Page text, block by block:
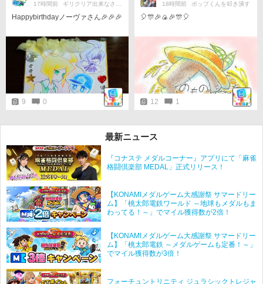
17時間前 ギリクリア出来なさそうな特攻大好き
Happybirthdayノーヴァさん🎉🎉🎉
9 0
18時間前 ポップくんを叩き潰す
🎈🎊🎉🍙🎉🎊🎈
12 1
最新ニュース
『コナステ メダルコーナー』アプリにて「麻雀
格闘倶楽部 MEDAL」正式リリース！
【KONAMIメダルゲーム大感謝祭 サマードリー
ム】「桃太郎電鉄ワールド ～地球もメダルもま
わってる！～」でマイル獲得数が2倍！
【KONAMIメダルゲーム大感謝祭 サマードリー
ム】「桃太郎電鉄 ～メダルゲームも定番！～」
でマイル獲得数が3倍！
フォーチュントリニティ ジュラシックトレジャ